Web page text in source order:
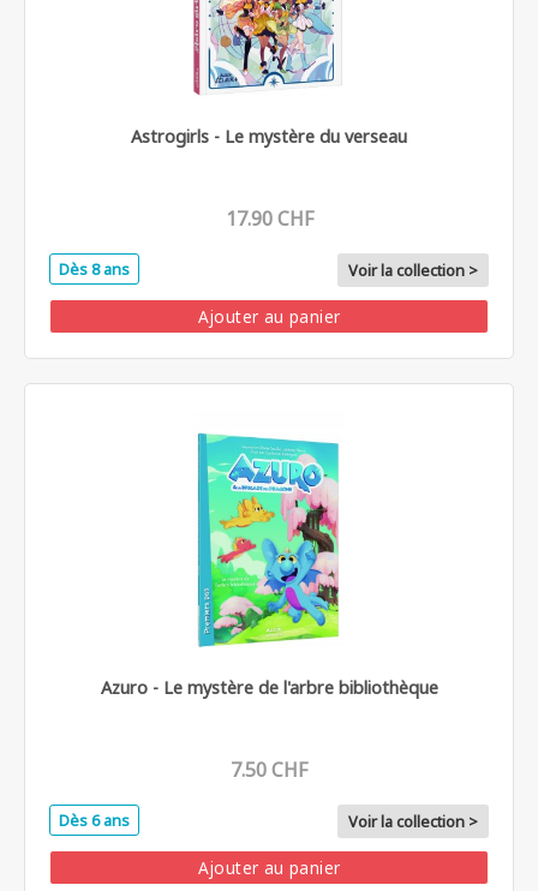
Astrogirls - Le mystère du verseau
17.90 CHF
Dès 8 ans Voir la collection >
Ajouter au panier
Azuro - Le mystère de l'arbre bibliothèque
7.50 CHF
Dès 6 ans Voir la collection >
Ajouter au panier